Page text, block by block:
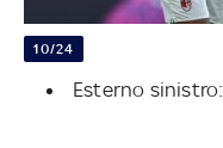
10/24
Esterno sinistro: